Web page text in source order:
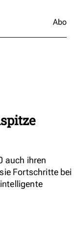
Abo
auch ihren
Fortschritte bei